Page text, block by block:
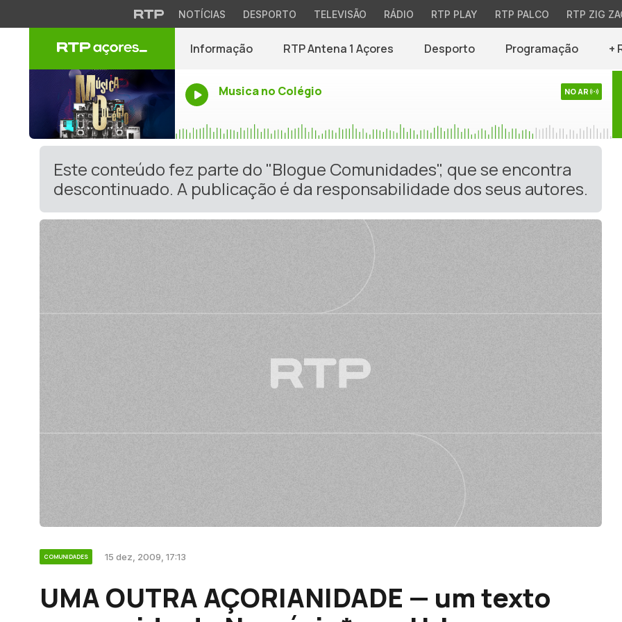
NOTÍCIAS DESPORTO TELEVISÃO RÁDIO RTP PLAY RTP PALCO RTP ZIG
Informação RTP Antena 1 Açores Desporto Programação +
Musica no Colégio NO AR
Este conteúdo fez parte do "Blogue Comunidades", que se encontra
descontinuado. A publicação é da responsabilidade dos seus autores.
COMUNIDADES 15 dez, 2009, 17:13
UMA OUTRA AÇORIANIDADE — um texto